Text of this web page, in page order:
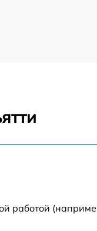
работой